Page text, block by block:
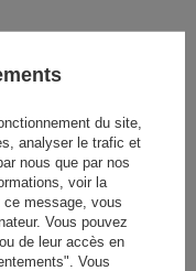
DE SÉCURITÉ
du site,
analyser le trafic et
nous que par nos
voir la
ce message, vous
Vous pouvez
de leur accès en
Vous